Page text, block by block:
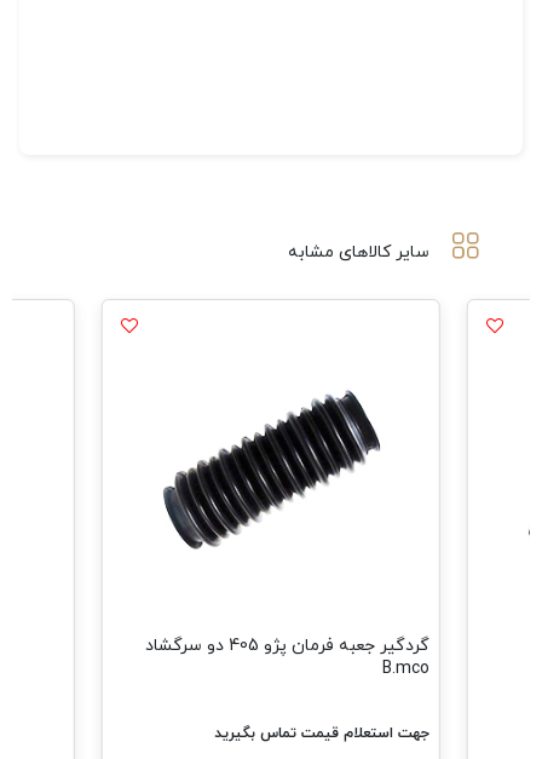
سایر کالاهای مشابه
گردگیر جعبه فرمان پژو 405 دو سرگشاد
B.mco
جهت استعلام قیمت تماس بگیرید